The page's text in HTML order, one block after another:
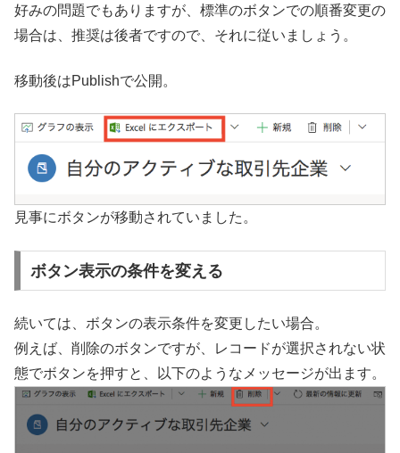
好みの問題でもありますが、標準のボタンでの順番変更の
場合は、推奨は後者ですので、それに従いましょう。
移動後はPublishで公開。
見事にボタンが移動されていました。
ボタン表示の条件を変える
続いては、ボタンの表示条件を変更したい場合。
例えば、削除のボタンですが、レコードが選択されない状
態でボタンを押すと、以下のようなメッセージが出ます。